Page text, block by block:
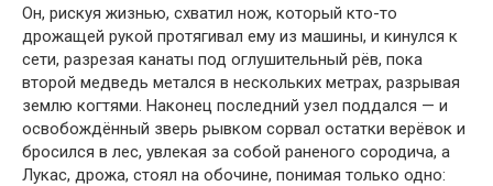
Он, рискуя жизнью, схватил нож, который кто-то
дрожащей рукой протягивал ему из машины, и кинулся к
сети, разрезая канаты под оглушительный рёв, пока
второй медведь метался в нескольких метрах, разрывая
землю когтями. Наконец последний узел поддался — и
освобождённый зверь рывком сорвал остатки верёвок и
бросился в лес, увлекая за собой раненого сородича, а
Лукаc, дрожа, стоял на обочине, понимая только одно: